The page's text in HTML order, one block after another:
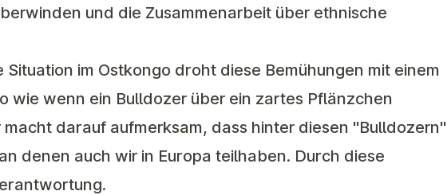
und die Zusammenarbeit über ethnische
im Ostkongo droht diese Bemühungen mit einem
wie wenn ein Bulldozer über ein zartes Pflänzchen
darauf aufmerksam, dass hinter diesen "Bulldozern"
denen auch wir in Europa teilhaben. Durch diese